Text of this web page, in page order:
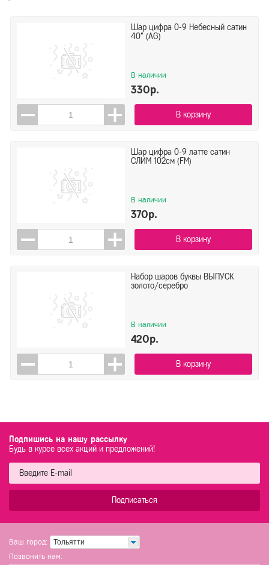
Шар цифра 0-9 Небесный сатин
40" (AG)
В наличии
330р.
В корзину
Шар цифра 0-9 латте сатин
СЛИМ 102см (FM)
В наличии
370р.
В корзину
Набор шаров буквы ВЫПУСК
золото/серебро
В наличии
420р.
В корзину
Подпишись на нашу рассылку
Будь в курсе всех акций и предложений!
Подписаться
Ваш город: Тольятти
Позвонить нам: